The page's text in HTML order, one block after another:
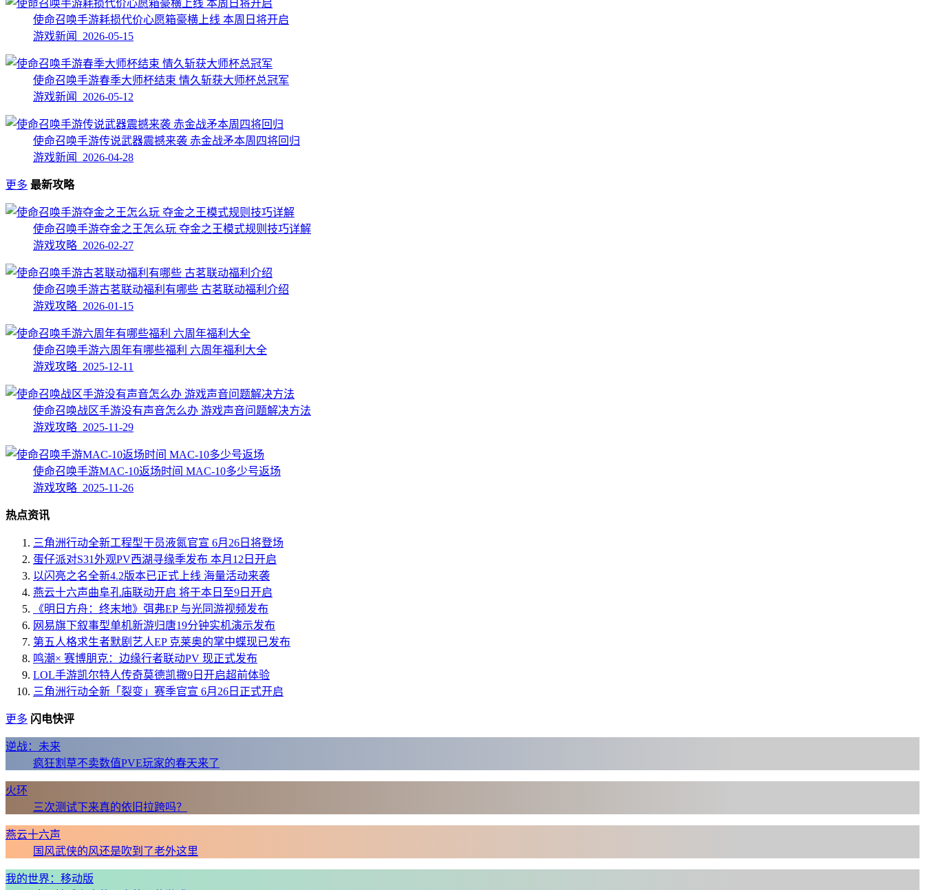
使命召唤手游耗损代价心愿箱豪横上线 本周日将开启
游戏新闻 2026-05-15
使命召唤手游春季大师杯结束 情久斩获大师杯总冠军
游戏新闻 2026-05-12
使命召唤手游传说武器震撼来袭 赤金战矛本周四将回归
游戏新闻 2026-04-28
更多 最新攻略
使命召唤手游夺金之王怎么玩 夺金之王模式规则技巧详解
游戏攻略 2026-02-27
使命召唤手游古茗联动福利有哪些 古茗联动福利介绍
游戏攻略 2026-01-15
使命召唤手游六周年有哪些福利 六周年福利大全
游戏攻略 2025-12-11
使命召唤战区手游没有声音怎么办 游戏声音问题解决方法
游戏攻略 2025-11-29
使命召唤手游MAC-10返场时间 MAC-10多少号返场
游戏攻略 2025-11-26
热点资讯
三角洲行动全新工程型干员液氮官宣 6月26日将登场
蛋仔派对S31外观PV西湖寻缘季发布 本月12日开启
以闪亮之名全新4.2版本已正式上线 海量活动来袭
燕云十六声曲阜孔庙联动开启 将于本日至9日开启
《明日方舟：终末地》弭弗EP 与光同游视频发布
网易旗下叙事型单机新游归唐19分钟实机演示发布
第五人格求生者默剧艺人EP 克莱奥的掌中蝶现已发布
鸣潮× 赛博朋克：边缘行者联动PV 现正式发布
LOL手游凯尔特人传奇莫德凯撒9日开启超前体验
三角洲行动全新「裂变」赛季官宣 6月26日正式开启
更多 闪电快评
逆战：未来
疯狂割草不卖数值PVE玩家的春天来了
火环
三次测试下来真的依旧拉跨吗？
燕云十六声
国风武侠的风还是吹到了老外这里
我的世界：移动版